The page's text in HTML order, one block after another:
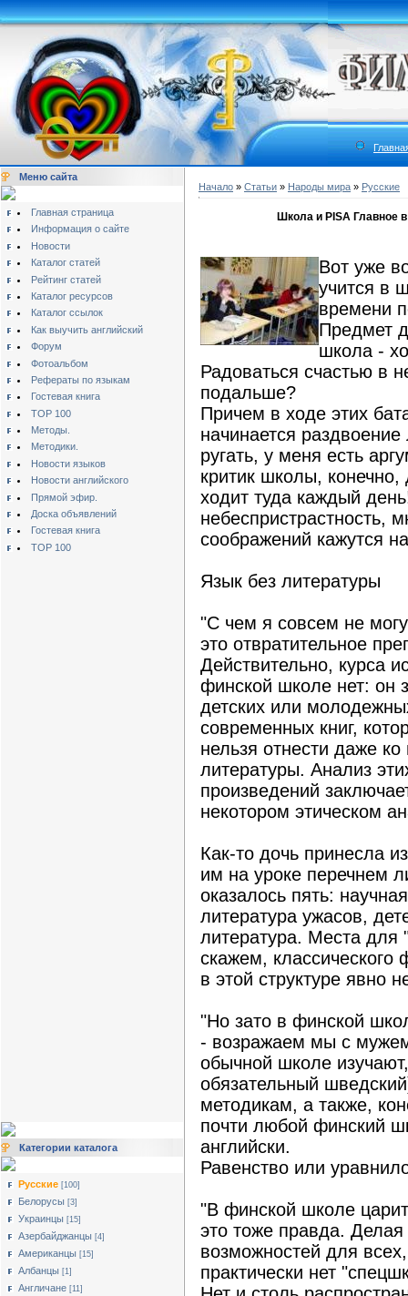
Меню сайта
Главная страница
Информация о сайте
Новости
Каталог статей
Рейтинг статей
Каталог ресурсов
Каталог ссылок
Как выучить английский
Форум
Фотоальбом
Рефераты по языкам
Гостевая книга
TOP 100
Методы.
Методики.
Новости языков
Новости английского
Прямой эфир.
Доска объявлений
Гостевая книга
TOP 100
Категории каталога
Русские [100]
Белорусы [3]
Украинцы [15]
Азербайджанцы [4]
Американцы [15]
Албанцы [1]
Англичане [11]
Начало » Статьи » Народы мира » Русские
Школа и PISA Главное
Вот уже
учится в
времени
Предмет
школа -
Радоваться счастью в
подальше?
Причем в ходе этих
начинается
ругать, у меня есть
критик школы, конечно,
ходит туда каждый
небеспристрастность,
соображений кажутся
Язык без литературы
"С чем я совсем не
это отвратительное
Действительно, курса
финской школе нет: он
детских или
современных книг,
нельзя отнести даже
литературы. Анализ
произведений
некотором этическом
Как-то дочь принесла
им на уроке перечнем
оказалось пять:
литература ужасов,
литература. Места
скажем, классического
в этой структуре явно
"Но зато в финской
- возражаем мы с
обычной школе
обязательный
методикам, а также,
почти любой финский
английски.
Равенство или
"В финской школе
это тоже правда. Делая
возможностей для
практически нет